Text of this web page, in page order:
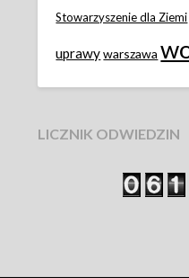
Stowarzyszenie dla Ziemi
uprawy warszawa
LICZNIK ODWIEDZIN